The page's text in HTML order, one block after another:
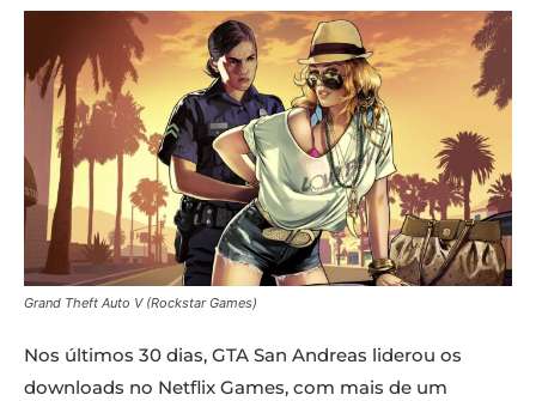
Grand Theft Auto V (Rockstar Games)
Nos últimos 30 dias, GTA San Andreas liderou os
downloads no Netflix Games, com mais de um